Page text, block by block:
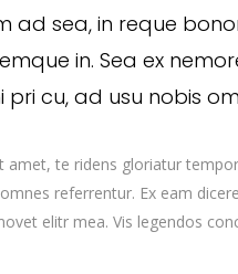
ad sea, in reque
in. Sea ex
cu, ad usu nobis
amet, te ridens gloriatur
referrentur. Ex eam
elitr mea. Vis legendos